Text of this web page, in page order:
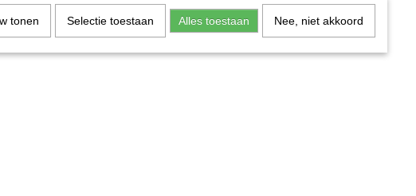
tonen Selectie toestaan Alles toestaan Nee, niet akkoord